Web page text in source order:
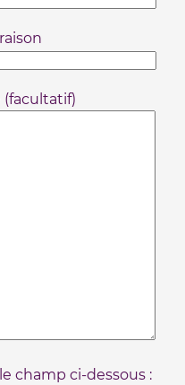
(facultatif)
champ ci-dessous :